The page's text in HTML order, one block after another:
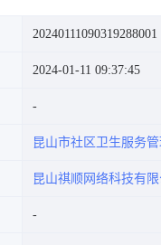
20240111090319288001
2024-01-11 09:37:45
昆山市社区卫生服务
昆山祺顺网络科技有限